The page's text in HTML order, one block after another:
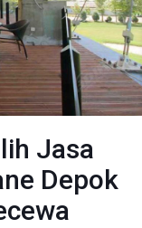
Jasa
Depok